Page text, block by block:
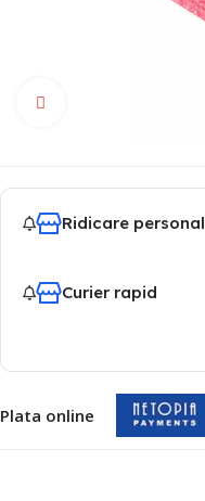
Ridicare
Curier rapid
Plata online